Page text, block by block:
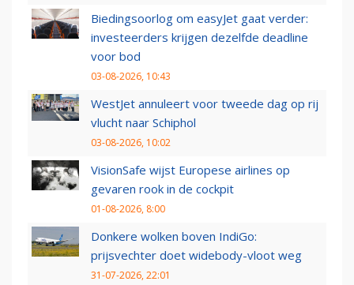
Biedingsoorlog om easyJet gaat verder:
investeerders krijgen dezelfde deadline
voor bod
03-08-2026, 10:43
WestJet annuleert voor tweede dag op rij
vlucht naar Schiphol
03-08-2026, 10:02
VisionSafe wijst Europese airlines op
gevaren rook in de cockpit
01-08-2026, 8:00
Donkere wolken boven IndiGo:
prijsvechter doet widebody-vloot weg
31-07-2026, 22:01